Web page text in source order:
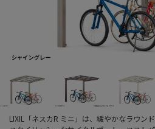
LIXIL「ネスカR ミニ」は、緩やかなラウン